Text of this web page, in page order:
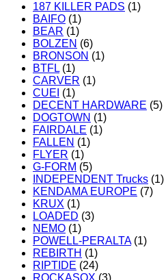
187 KILLER PADS (1)
BAIFO (1)
BEAR (1)
BOLZEN (6)
BRONSON (1)
BTFL (1)
CARVER (1)
CUEI (1)
DECENT HARDWARE (5)
DOGTOWN (1)
FAIRDALE (1)
FALLEN (1)
FLYER (1)
G-FORM (5)
INDEPENDENT Trucks (1)
KENDAMA EUROPE (7)
KRUX (1)
LOADED (3)
NEMO (1)
POWELL-PERALTA (1)
REBIRTH (1)
RIPTIDE (24)
ROCKASOX (3)